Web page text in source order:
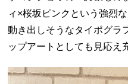
ィ×桜坂ピンクという強烈
動き出しそうなタイポグラ
ップアートとしても見応え